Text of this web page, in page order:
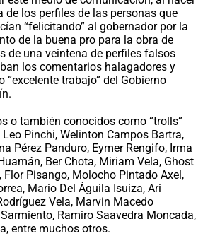
de los perfiles de las personas que
“felicitando” al gobernador por la
de la buena pro para la obra de
de una veintena de perfiles falsos
los comentarios halagadores y
trabajo” del Gobierno
o también conocidos como “trolls”
Pinchi, Welinton Campos Bartra,
Pérez Panduro, Eymer Rengifo, Irma
Ber Chota, Miriam Vela, Ghost
Flor Pisango, Molocho Pintado Axel,
Mario Del Águila Isuiza, Ari
Vela, Marvin Macedo
Ramiro Saavedra Moncada,
entre muchos otros.